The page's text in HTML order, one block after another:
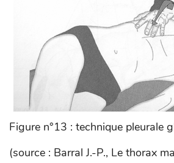
Figure n°13 : technique pleurale
(source : Barral J.-P., Le thorax